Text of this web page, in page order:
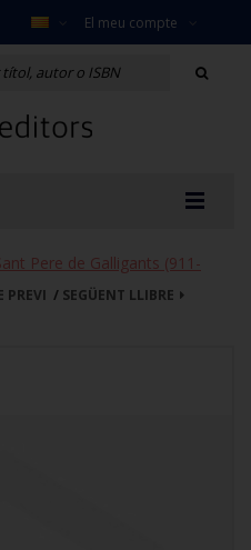
El meu compte
Pere de Galligants (911-
SEGÜENT LLIBRE
PREVI /